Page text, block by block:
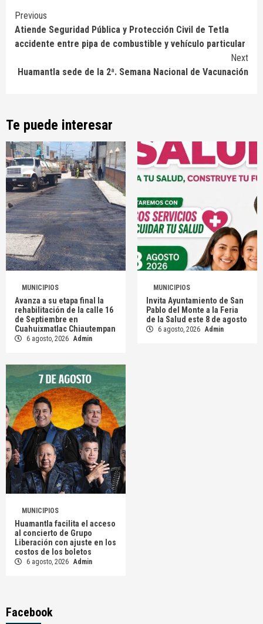
Continue
Reading
Previous
Atiende Seguridad Pública y Protección Civil de Tetla
accidente entre pipa de combustible y vehículo particular
Next
Huamantla sede de la 2ª. Semana Nacional de Vacunación
Te puede interesar
MUNICIPIOS
Avanza a su etapa final la
rehabilitación de la calle 16
de Septiembre en
Cuahuixmatlac Chiautempan
6 agosto, 2026 Admin
MUNICIPIOS
Invita Ayuntamiento de San
Pablo del Monte a la Feria
de la Salud este 8 de agosto
6 agosto, 2026 Admin
MUNICIPIOS
Huamantla facilita el acceso
al concierto de Grupo
Liberación con ajuste en los
costos de los boletos
6 agosto, 2026 Admin
Facebook